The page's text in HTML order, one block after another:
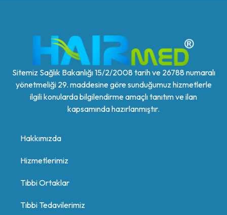
Sitemiz Sağlık Bakanlığı 15/2/2008 tarih ve 26788 numaralı
yönetmeliği 29. maddesine göre sunduğumuz hizmetlerle
ilgili konularda bilgilendirme amaçlı tanıtım ve ilan
kapsamında hazırlanmıştır.
Hakkımızda
Hizmetlerimiz
Tıbbi Ortaklar
Tıbbi Tedavilerimiz